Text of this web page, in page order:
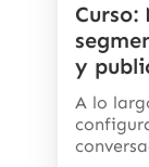
y
A lo